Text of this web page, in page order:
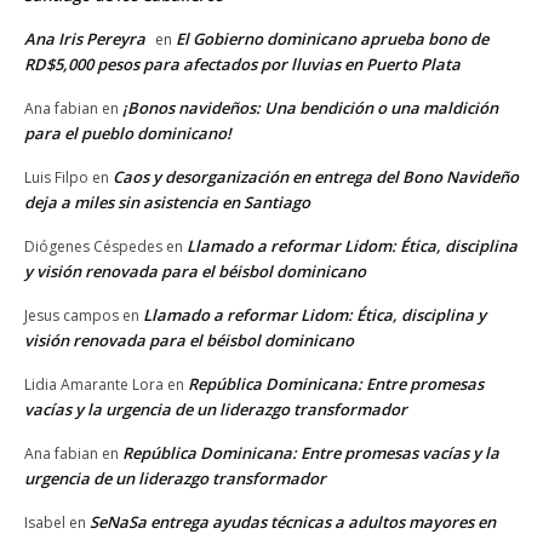
Ana Iris Pereyra en El Gobierno dominicano aprueba bono de
RD$5,000 pesos para afectados por lluvias en Puerto Plata
Ana fabian en ¡Bonos navideños: Una bendición o una maldición
para el pueblo dominicano!
Luis Filpo en Caos y desorganización en entrega del Bono Navideño
deja a miles sin asistencia en Santiago
Diógenes Céspedes en Llamado a reformar Lidom: Ética, disciplina
y visión renovada para el béisbol dominicano
Jesus campos en Llamado a reformar Lidom: Ética, disciplina y
visión renovada para el béisbol dominicano
Lidia Amarante Lora en República Dominicana: Entre promesas
vacías y la urgencia de un liderazgo transformador
Ana fabian en República Dominicana: Entre promesas vacías y la
urgencia de un liderazgo transformador
Isabel en SeNaSa entrega ayudas técnicas a adultos mayores en